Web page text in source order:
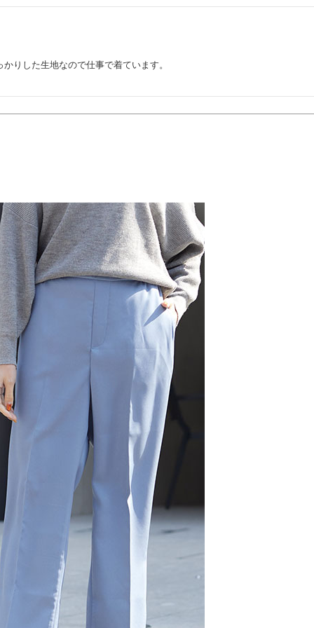
りした生地なので仕事で着ています。